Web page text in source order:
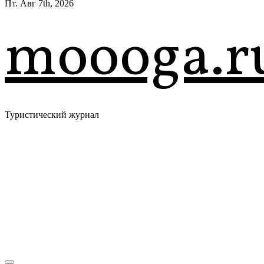
Пт. Авг 7th, 2026
Туристический журнал